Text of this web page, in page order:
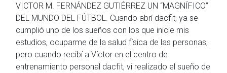
VICTOR M. FERNÁNDEZ GUTIÉRREZ UN “MAGNÍFICO”
DEL MUNDO DEL FÚTBOL. Cuando abrí dacfit, ya se
cumplió uno de los sueños con los que inicie mis
estudios, ocuparme de la salud física de las personas;
pero cuando recibí a Víctor en el centro de
entrenamiento personal dacfit, vi realizado el sueño de